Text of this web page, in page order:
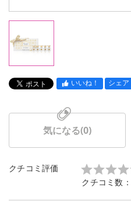
いいね！ シェア
気になる(0)
クチコミ評価
クチコミ数：